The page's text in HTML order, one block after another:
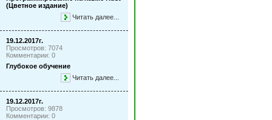
(Цветное издание)
Читать далее...
19.12.2017г.
Просмотров: 7074
Комментарии: 0
Глубокое обучение
Читать далее...
19.12.2017г.
Просмотров: 9878
Комментарии: 0